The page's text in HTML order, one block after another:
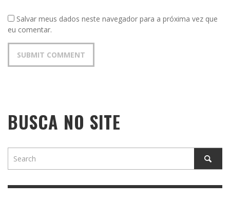
Salvar meus dados neste navegador para a próxima vez que
eu comentar.
BUSCA NO SITE